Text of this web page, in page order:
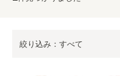
絞り込み：すべて